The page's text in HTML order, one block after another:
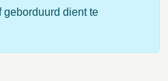
geborduurd dient te